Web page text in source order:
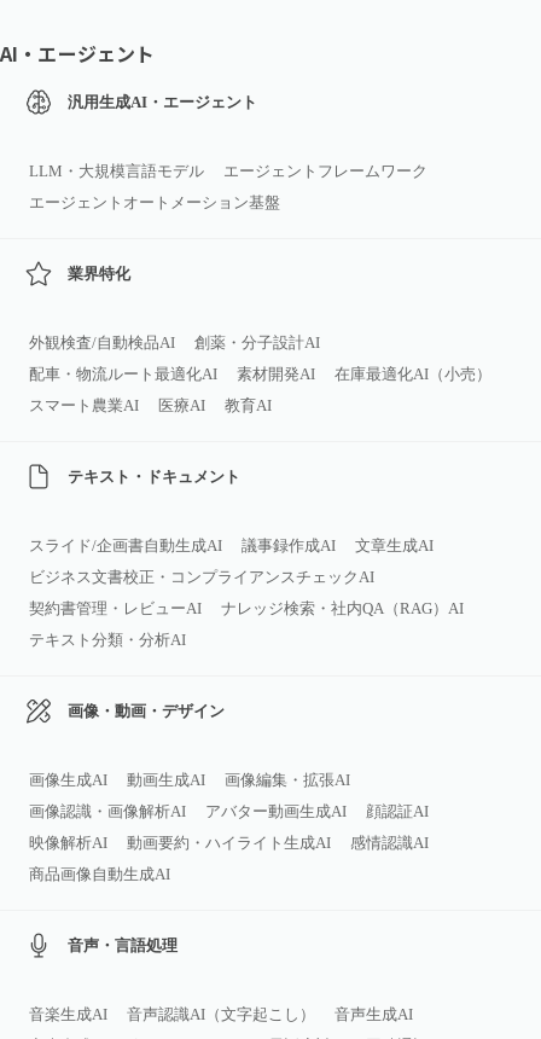
AI・エージェント
汎用生成AI・エージェント
LLM・大規模言語モデル
エージェントフレームワーク
エージェントオートメーション基盤
業界特化
外観検査/自動検品AI
創薬・分子設計AI
配車・物流ルート最適化AI
素材開発AI
在庫最適化AI（小売）
スマート農業AI
医療AI 教育AI
テキスト・ドキュメント
スライド/企画書自動生成AI 議事録作成AI
文章生成AI
ビジネス文書校正・コンプライアンスチェックAI
契約書管理・レビューAI
ナレッジ検索・社内QA（RAG）AI
テキスト分類・分析AI
画像・動画・デザイン
画像生成AI 動画生成AI
画像編集・拡張AI
画像認識・画像解析AI
アバター動画生成AI
顔認証AI
映像解析AI
動画要約・ハイライト生成AI
感情認識AI
商品画像自動生成AI
音声・言語処理
音楽生成AI 音声認識AI（文字起こし）
音声生成AI